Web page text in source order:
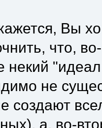
Вы
что,
некий
не
создают
а, во-